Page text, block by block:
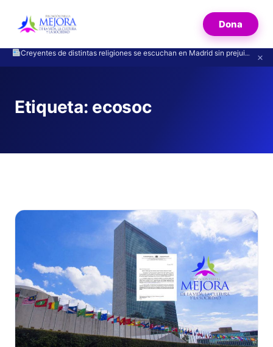
Dona
Creyentes de distintas religiones se escuchan en Madrid sin prejuicios ×
Etiqueta: ecosoc